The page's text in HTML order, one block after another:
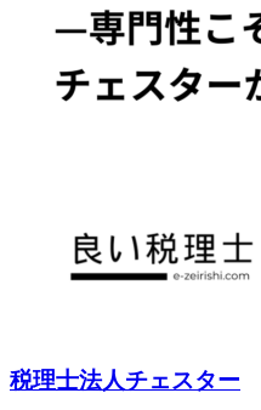
税理士法人チェスター